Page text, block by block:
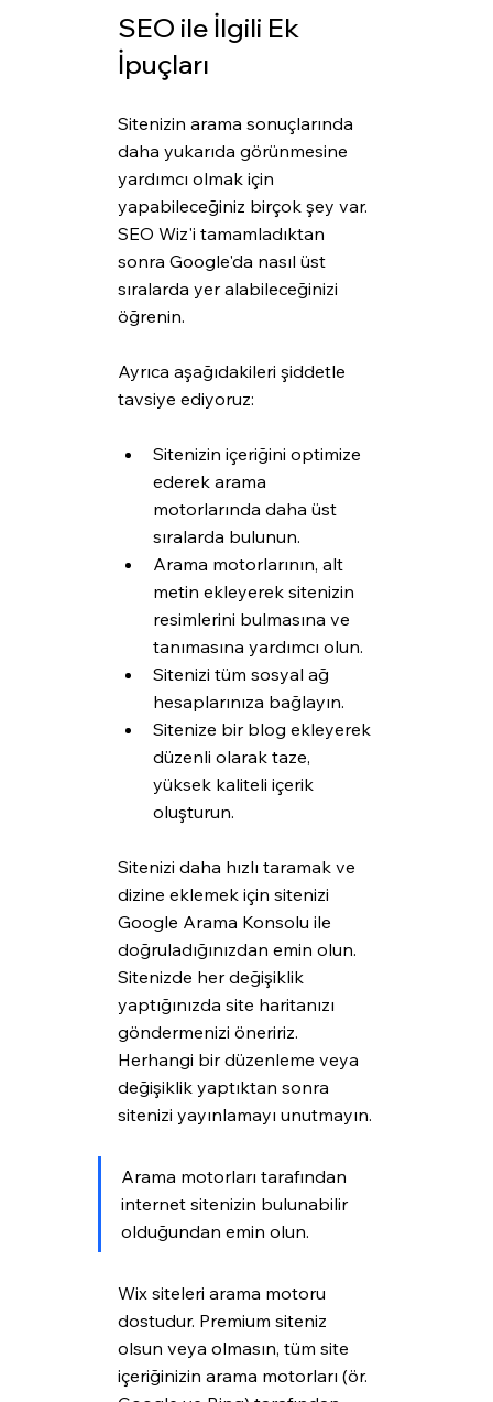
SEO ile İlgili Ek
İpuçları
Sitenizin arama sonuçlarında
daha yukarıda görünmesine
yardımcı olmak için
yapabileceğiniz birçok şey var.
SEO Wiz'i tamamladıktan
sonra Google'da nasıl üst
sıralarda yer alabileceğinizi
öğrenin.
Ayrıca aşağıdakileri şiddetle
tavsiye ediyoruz:
Sitenizin içeriğini optimize
ederek arama
motorlarında daha üst
sıralarda bulunun.
Arama motorlarının, alt
metin ekleyerek sitenizin
resimlerini bulmasına ve
tanımasına yardımcı olun.
Sitenizi tüm sosyal ağ
hesaplarınıza bağlayın.
Sitenize bir blog ekleyerek
düzenli olarak taze,
yüksek kaliteli içerik
oluşturun.
Sitenizi daha hızlı taramak ve
dizine eklemek için sitenizi
Google Arama Konsolu ile
doğruladığınızdan emin olun.
Sitenizde her değişiklik
yaptığınızda site haritanızı
göndermenizi öneririz.
Herhangi bir düzenleme veya
değişiklik yaptıktan sonra
sitenizi yayınlamayı unutmayın.
Arama motorları tarafından
internet sitenizin bulunabilir
olduğundan emin olun.
Wix siteleri arama motoru
dostudur. Premium siteniz
olsun veya olmasın, tüm site
içeriğinizin arama motorları (ör.